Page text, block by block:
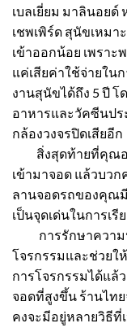
เบลเยี่ยม มาลินอยด์
เชพเพิร์ด สุนัขเหม
เข้าออกน้อย เพรา
แค่เสียค่าใช้จ่ายใน
งานสุนัขได้ถึง 5 ปี โ
อาหารและวัคซีนป
กล้องวงจรปิดเสียอีก
สิ่งสุดท้ายที่คุณอ
เข้ามาจอด แล้วบวก
ลานจอดรถของคุณ
เป็นจุดเด่นในการเ
การรักษาความป
โจรกรรมและช่วยใ
การโจรกรรมได้แล้
จอดที่สูงขึ้น ร้านไท
คงจะมีอยู่หลายวิธี